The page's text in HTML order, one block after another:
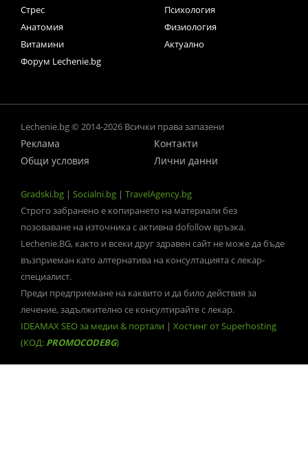
Стрес
Психология
Анатомия
Физиология
Витамини
Актуално
Форум Lechenie.bg
Lechenie.bg © 2014-2026 Всички права запазени
Реклама
Контакти
Общи условия
Лични данни
Gradski.bg | Socialni.bg | TravelAgency.bg
Строго забранено е копирането на материали без
позоваване на източника с активна dofollow връзка.
Lechenie.BG, както и всеки друг здравен сайт не може да бъде
възприеман като алтернатива на консултацията с лекар-
специалист.
Преди предприемане на каквито и да било действия за
лечение, задължително се консултирайте с лекар.
IDEAMAX SEO за медии & портали | Хостинг от Superhosting
(КОД: PROMOCODEBG)